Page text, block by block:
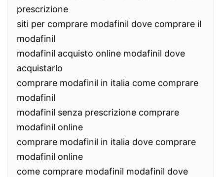
prescrizione
siti per comprare modafinil dove comprare il
modafinil
modafinil acquisto online modafinil dove
acquistarlo
comprare modafinil in italia come comprare
modafinil
modafinil senza prescrizione comprare
modafinil online
comprare modafinil in italia dove comprare
modafinil online
come comprare modafinil modafinil dove